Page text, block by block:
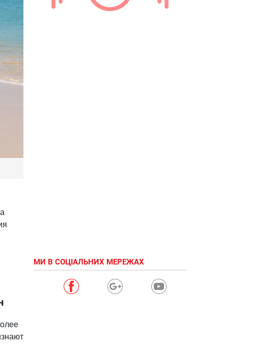
МИ В СОЦІАЛЬНИХ МЕРЕЖАХ